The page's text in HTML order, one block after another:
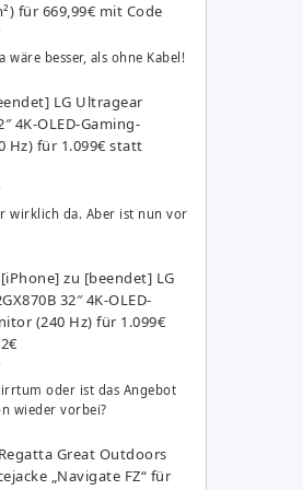
für 669,99€ mit Code
wäre besser, als ohne Kabel!
LG Ultragear
4K-OLED-Gaming-
Hz) für 1.099€ statt
wirklich da. Aber ist nun vor
zu [beendet] LG
32″ 4K-OLED-
(240 Hz) für 1.099€
oder ist das Angebot
wieder vorbei?
Regatta Great Outdoors
„Navigate FZ“ für